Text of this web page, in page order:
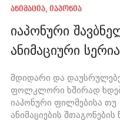
ანიმაცია, იაპონია
იაპონური
ანიმაციური
მდიდარი და
ფოლკლორი ხშირად
იაპონური ფილმებისა თუ
ანიმაციების შთაგონების